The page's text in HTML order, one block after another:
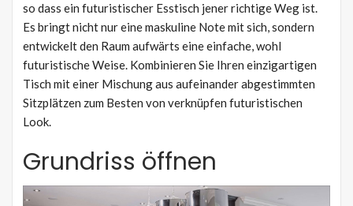
so dass ein futuristischer Esstisch jener richtige Weg ist.
Es bringt nicht nur eine maskuline Note mit sich, sondern
entwickelt den Raum aufwärts eine einfache, wohl
futuristische Weise. Kombinieren Sie Ihren einzigartigen
Tisch mit einer Mischung aus aufeinander abgestimmten
Sitzplätzen zum Besten von verknüpfen futuristischen
Look.
Grundriss öffnen